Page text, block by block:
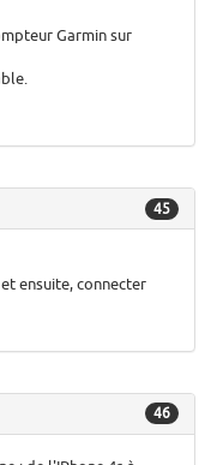
Garmin sur
45
ensuite, connecter
46